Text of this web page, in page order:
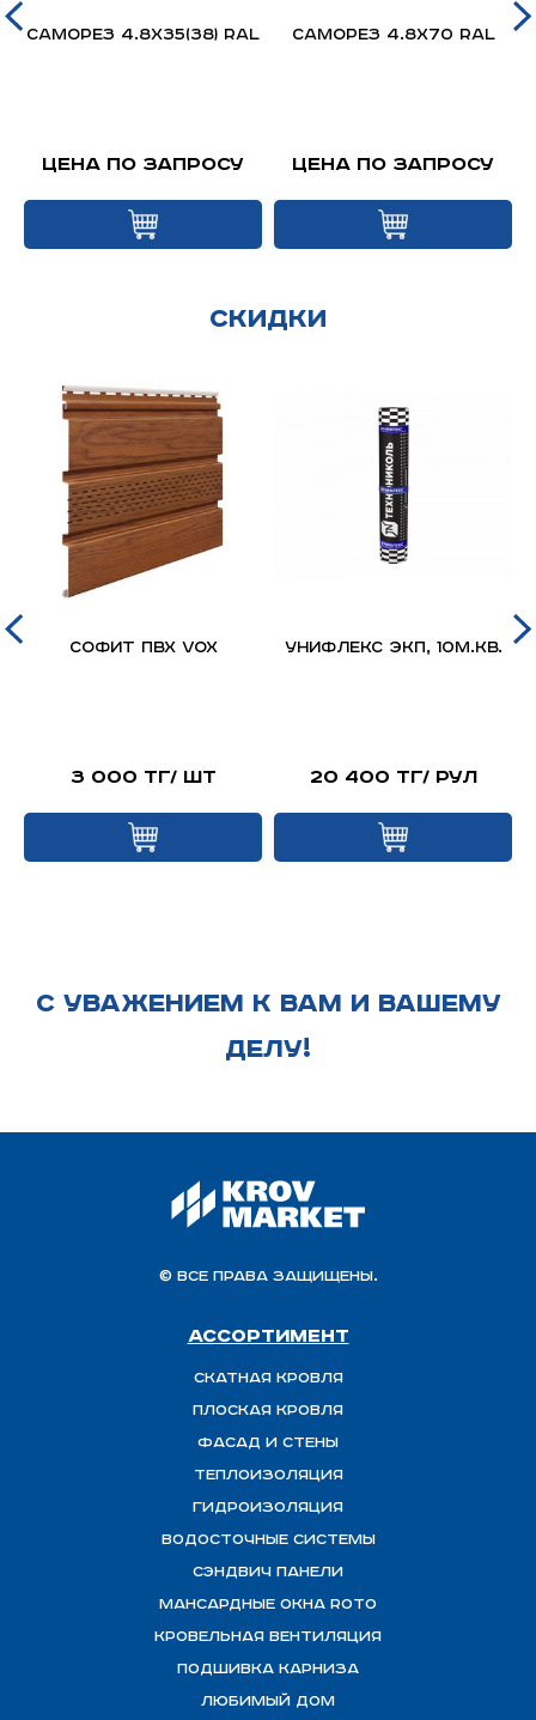
Саморез 4.8х35(38) RAL
Цена по запросу
Саморез 4.8х70 RAL
Цена по запросу
Скидки
Софит ПВХ VOX
3 000 тг/ шт
Унифлекс ЭКП, 10м.кв.
20 400 тг/ рул
С УВАЖЕНИЕМ К ВАМ И ВАШЕМУ
ДЕЛУ!
© Все права защищены.
Ассортимент
Скатная Кровля
Плоская кровля
Фасад и стены
Теплоизоляция
ГИДРОИЗОЛЯЦИЯ
Водосточные системы
Сэндвич панели
Мансардные окна ROTO
Кровельная вентиляция
Подшивка карниза
Любимый Дом